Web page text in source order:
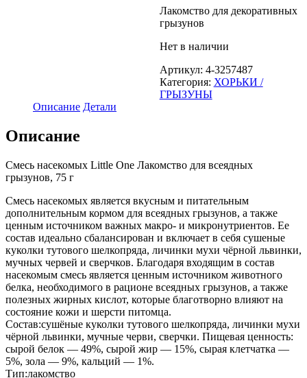
составляла
489 ₽.
465 ₽.
Лакомство для декоративных
грызунов
Нет в наличии
Артикул: 4-3257487
Категория: ХОРЬКИ /
ГРЫЗУНЫ
Описание Детали
Описание
Смесь насекомых Little One Лакомство для всеядных
грызунов, 75 г
Смесь насекомых является вкусным и питательным
дополнительным кормом для всеядных грызунов, а также
ценным источником важных макро- и микронутриентов. Ее
состав идеально сбалансирован и включает в себя сушеные
куколки тутового шелкопряда, личинки мухи чёрной львинки,
мучных червей и сверчков. Благодаря входящим в состав
насекомым cмесь является ценным источником животного
белка, необходимого в рационе всеядных грызунов, а также
полезных жирных кислот, которые благотворно влияют на
состояние кожи и шерсти питомца.
Состав:сушёные куколки тутового шелкопряда, личинки мухи
чёрной львинки, мучные черви, сверчки. Пищевая ценность:
сырой белок — 49%, сырой жир — 15%, сырая клетчатка —
5%, зола — 9%, кальций — 1%.
Тип:лакомство